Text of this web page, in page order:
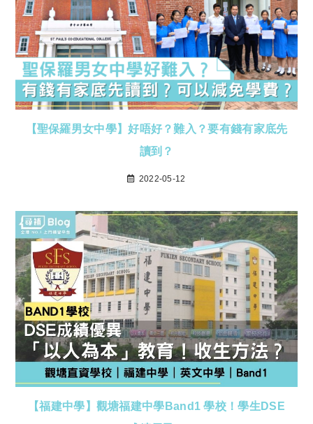
【聖保羅男女中學】好唔好？難入？要有錢有家底先
讀到？
2022-05-12
【福建中學】觀塘福建中學Band1 學校！學生DSE